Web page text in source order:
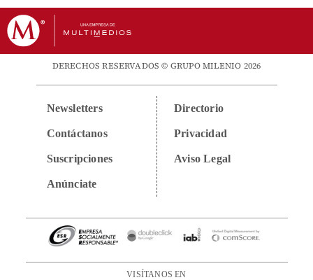
DERECHOS RESERVADOS © GRUPO MILENIO 2026
Newsletters
Contáctanos
Suscripciones
Anúnciate
Directorio
Privacidad
Aviso Legal
VISÍTANOS EN